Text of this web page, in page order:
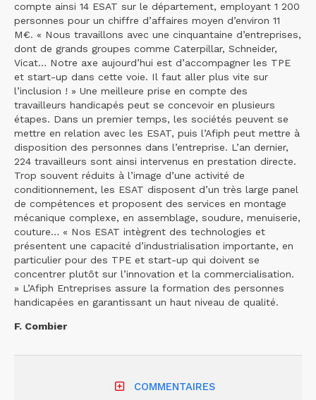
compte ainsi 14 ESAT sur le département, employant 1 200
personnes pour un chiffre d’affaires moyen d’environ 11
M€. « Nous travaillons avec une cinquantaine d’entreprises,
dont de grands groupes comme Caterpillar, Schneider,
Vicat… Notre axe aujourd’hui est d’accompagner les TPE
et start-up dans cette voie. Il faut aller plus vite sur
l’inclusion ! » Une meilleure prise en compte des
travailleurs handicapés peut se concevoir en plusieurs
étapes. Dans un premier temps, les sociétés peuvent se
mettre en relation avec les ESAT, puis l’Afiph peut mettre à
disposition des personnes dans l’entreprise. L’an dernier,
224 travailleurs sont ainsi intervenus en prestation directe.
Trop souvent réduits à l’image d’une activité de
conditionnement, les ESAT disposent d’un très large panel
de compétences et proposent des services en montage
mécanique complexe, en assemblage, soudure, menuiserie,
couture… « Nos ESAT intègrent des technologies et
présentent une capacité d’industrialisation importante, en
particulier pour des TPE et start-up qui doivent se
concentrer plutôt sur l’innovation et la commercialisation.
» L’Afiph Entreprises assure la formation des personnes
handicapées en garantissant un haut niveau de qualité.
F. Combier
COMMENTAIRES